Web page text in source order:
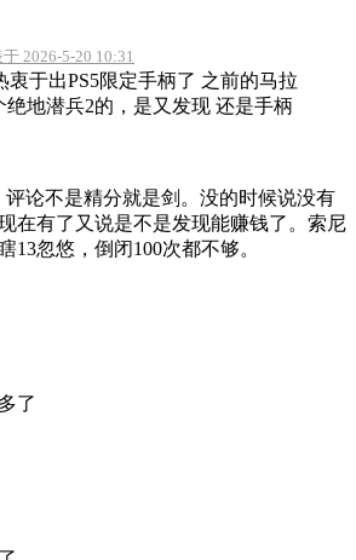
2026-5-20 10:31
衷于出PS5限定手柄了 之前的马拉
绝地潜兵2的，是又发现 还是手柄
论不是精分就是剑。没的时候说没有
在有了又说是不是发现能赚钱了。索尼
13忽悠，倒闭100次都不够。
了